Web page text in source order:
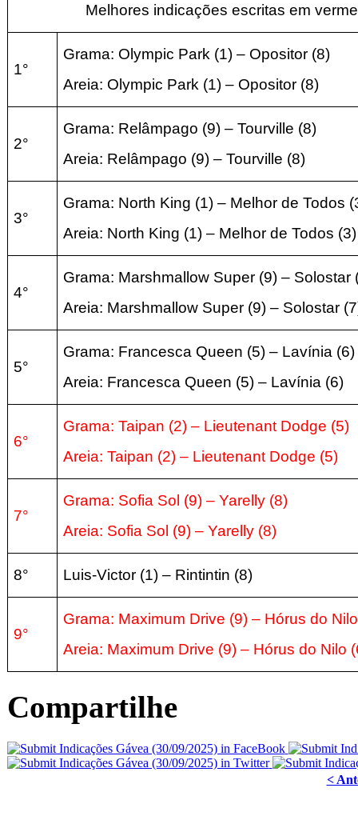
Melhores indicações escritas em
1°
Grama: Olympic Park (1) – Opositor (8)
Areia: Olympic Park (1) – Opositor (8)
2°
Grama: Relâmpago (9) – Tourville (8)
Areia: Relâmpago (9) – Tourville (8)
3°
Grama: North King (1) – Melhor de Todos
Areia: North King (1) – Melhor de Todos (3)
4°
Grama: Marshmallow Super (9) – Solostar
Areia: Marshmallow Super (9) – Solostar (7
5°
Grama: Francesca Queen (5) – Lavínia (6)
Areia: Francesca Queen (5) – Lavínia (6)
6°
Grama: Taipan (2) – Lieutenant Dodge (5)
Areia: Taipan (2) – Lieutenant Dodge (5)
7°
Grama: Sofia Sol (9) – Yarelly (8)
Areia: Sofia Sol (9) – Yarelly (8)
8° Luis-Victor (1) – Rintintin (8)
9°
Grama: Maximum Drive (9) – Hórus do
Areia: Maximum Drive (9) – Hórus do Nilo
Compartilhe
<